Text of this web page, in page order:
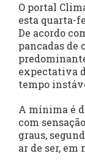
O portal
esta quarta-
De acordo
pancadas de
expectativa
tempo
A mínima é
com
graus,
ar de ser, em